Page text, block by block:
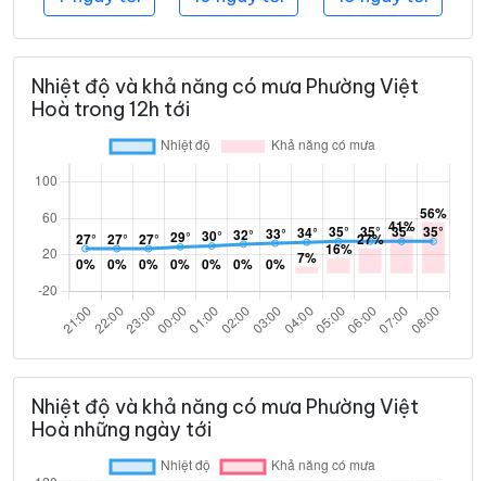
Nhiệt độ và khả năng có mưa Phường Việt
Hoà trong 12h tới
Nhiệt độ và khả năng có mưa Phường Việt
Hoà những ngày tới